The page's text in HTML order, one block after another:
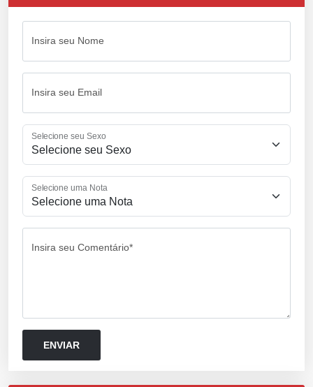
Insira seu Nome
Insira seu Email
Selecione seu Sexo
Selecione uma Nota
Insira seu Comentário*